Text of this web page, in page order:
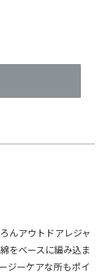
んアウトドアレジャ
をベースに編み込ま
ジーケアな所もポイ